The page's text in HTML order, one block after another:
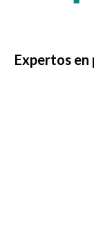
Expertos